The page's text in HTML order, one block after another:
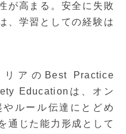
が高まる。安全に失敗
、学習としての経験は
アのBest Practice
Educationは、オン
ルール伝達にとどめ
通じた能力形成として